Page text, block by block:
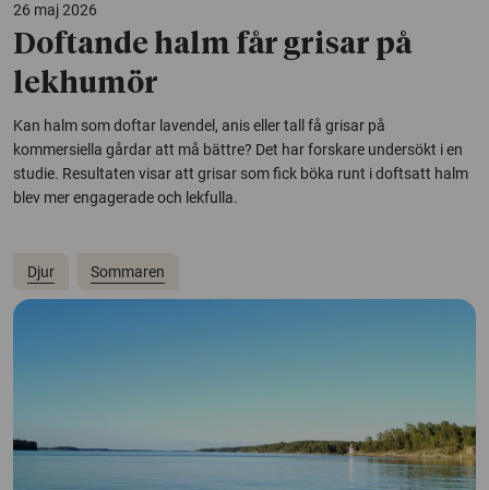
26 maj 2026
Doftande halm får grisar på
lekhumör
Kan halm som doftar lavendel, anis eller tall få grisar på
kommersiella gårdar att må bättre? Det har forskare undersökt i en
studie. Resultaten visar att grisar som fick böka runt i doftsatt halm
blev mer engagerade och lekfulla.
Djur Sommaren